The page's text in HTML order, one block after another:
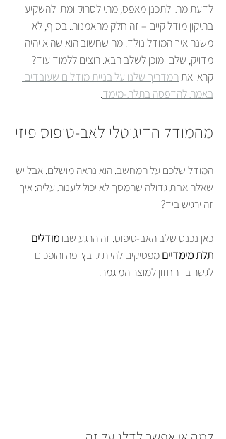
לדעת מתי לתכנן מאפס, מתי לסרוק ומתי להשקיע
בתיקון מודל קיים – זה חלק מהאמנות. בסוף, לא
משנה איך המודל נולד. מה שחשוב הוא שהוא יהיה
מדויק, שלם ומוכן לשלב הבא. רוצים ללמוד עוד?
קראו את המדריך שלנו על בניית מודלים שעובדים
באמת להדפסה בתלת-מימד.
מהמודל הדיגיטלי לאב-טיפוס פיזי
המודל שלכם על המחשב. הוא נראה מושלם. אבל יש
שאלה אחת גדולה שהמסך לא יכול לענות עליה: איך
זה ירגיש ביד?
כאן נכנס שלב האב-טיפוס. זה הרגע שבו מודלים
תלת מימדיים מפסיקים להיות קובץ יפה והופכים
לגשר בין החזון למוצר המוגמר.